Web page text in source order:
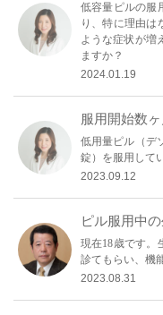
低容量ピルの服
り、特に理由は
ような症状が増
ますか？
2024.01.19
服用開始数
低用量ピル（デ
錠）を服用して
2023.09.12
ピル服用中
現在18歳です。
診てもらい、機
2023.08.31